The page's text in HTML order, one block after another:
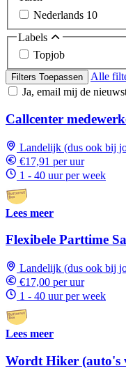
Nederlands 10
Labels
Topjob
Filters Toepassen
Alle
Ja, email mij de
Callcenter
Landelijk (dus ook bij
€17,91 per uur
1 - 40 uur per week
Lees meer
Flexibele Parttime
Landelijk (dus ook bij
€17,00 per uur
1 - 40 uur per week
Lees meer
Wordt Hiker (auto's